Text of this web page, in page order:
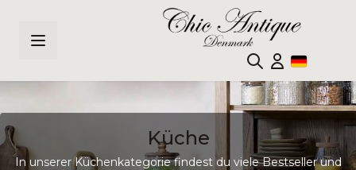
Küche
In unserer Küchenkategorie findest du viele Bestseller und